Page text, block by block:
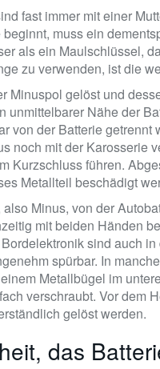
fast immer mit einer
muss ein
als ein Maulschlüssel,
zu verwenden, ist die
Minuspol gelöst und
unmittelbarer Nähe der
von der Batterie
noch mit der Karosserie
Kurzschluss führen.
Metallteil beschädigt
Minus, von der
mit beiden Händen
sind auch
spürbar. In
Metallbügel im
verschraubt. Vor dem
gelöst werden.
das